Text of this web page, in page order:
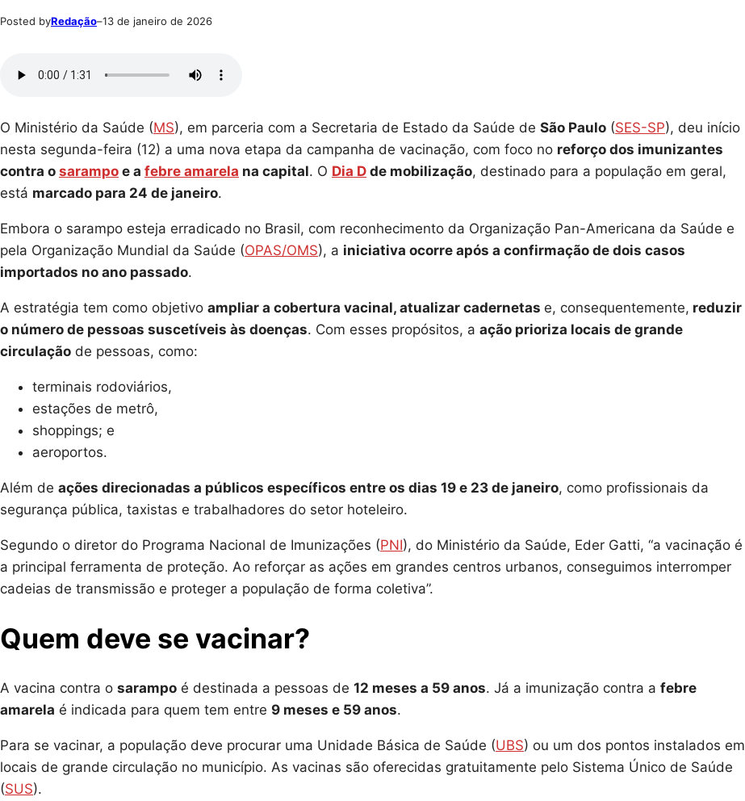
Posted byRedação–13 de janeiro de 2026
O Ministério da Saúde (MS), em parceria com a Secretaria de Estado da Saúde de São Paulo (SES-SP), deu início
nesta segunda-feira (12) a uma nova etapa da campanha de vacinação, com foco no reforço dos imunizantes
contra o sarampo e a febre amarela na capital. O Dia D de mobilização, destinado para a população em geral,
está marcado para 24 de janeiro.
Embora o sarampo esteja erradicado no Brasil, com reconhecimento da Organização Pan-Americana da Saúde e
pela Organização Mundial da Saúde (OPAS/OMS), a iniciativa ocorre após a confirmação de dois casos
importados no ano passado.
A estratégia tem como objetivo ampliar a cobertura vacinal, atualizar cadernetas e, consequentemente, reduzir
o número de pessoas suscetíveis às doenças. Com esses propósitos, a ação prioriza locais de grande
circulação de pessoas, como:
terminais rodoviários,
estações de metrô,
shoppings; e
aeroportos.
Além de ações direcionadas a públicos específicos entre os dias 19 e 23 de janeiro, como profissionais da
segurança pública, taxistas e trabalhadores do setor hoteleiro.
Segundo o diretor do Programa Nacional de Imunizações (PNI), do Ministério da Saúde, Eder Gatti, “a vacinação é
a principal ferramenta de proteção. Ao reforçar as ações em grandes centros urbanos, conseguimos interromper
cadeias de transmissão e proteger a população de forma coletiva”.
Quem deve se vacinar?
A vacina contra o sarampo é destinada a pessoas de 12 meses a 59 anos. Já a imunização contra a febre
amarela é indicada para quem tem entre 9 meses e 59 anos.
Para se vacinar, a população deve procurar uma Unidade Básica de Saúde (UBS) ou um dos pontos instalados em
locais de grande circulação no município. As vacinas são oferecidas gratuitamente pelo Sistema Único de Saúde
(SUS).